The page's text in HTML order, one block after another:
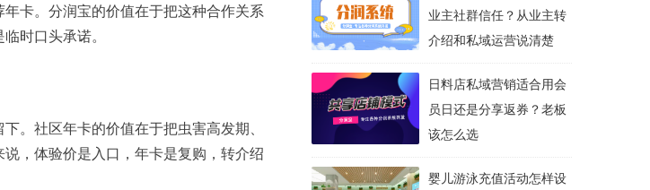
卡。分润宝的价值在于把这种合作关系
时口头承诺。
。社区年卡的价值在于把虫害高发期、
，体验价是入口，年卡是复购，转介绍
业主社群信任？从业主转
介绍和私域运营说清楚
日料店私域营销适合用会
员日还是分享返券？老板
该怎么选
婴儿游泳充值活动怎样设